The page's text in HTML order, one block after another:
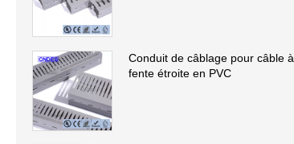
Conduit de câblage pour câble à
fente étroite en PVC